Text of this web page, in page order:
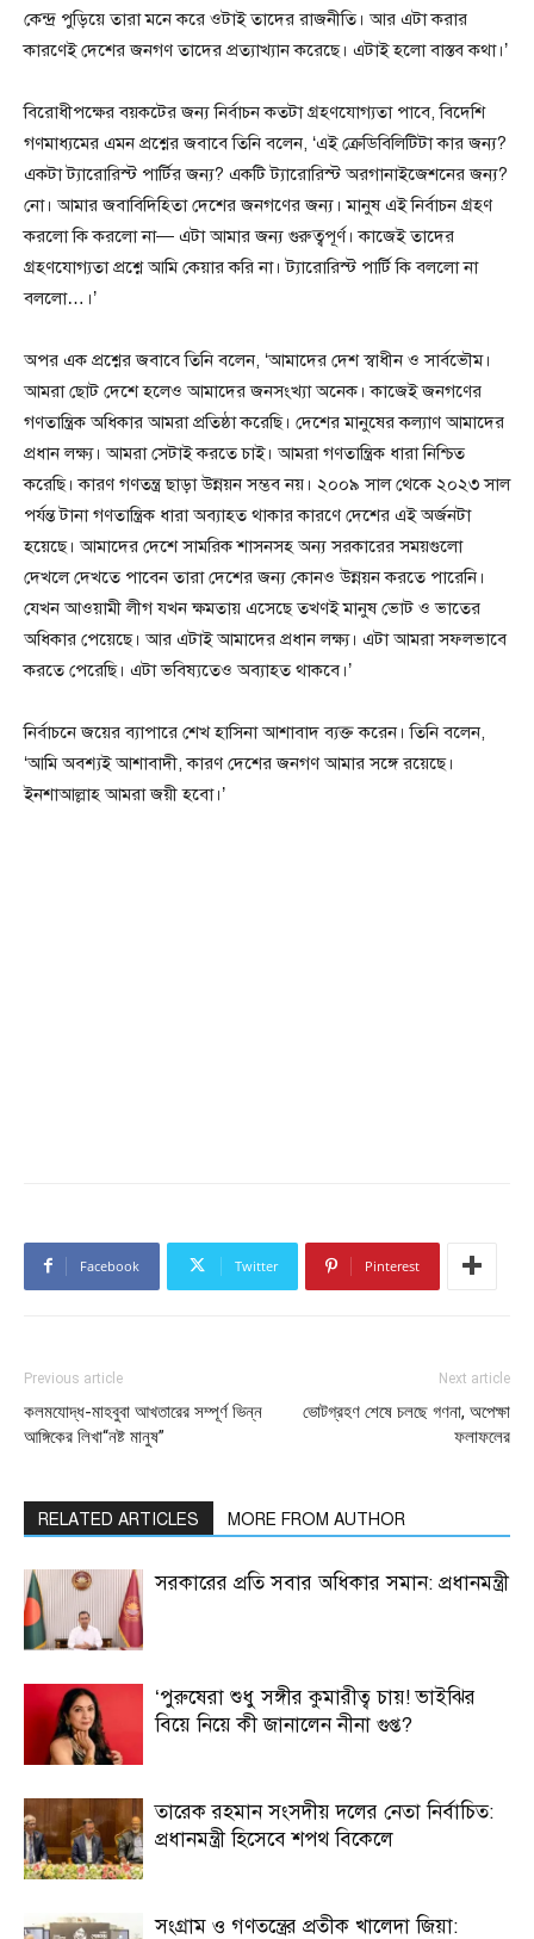
কেন্দ্র পুড়িয়ে তারা মনে করে ওটাই তাদের রাজনীতি। আর এটা করার
কারণেই দেশের জনগণ তাদের প্রত্যাখ্যান করেছে। এটাই হলো বাস্তব কথা।’
বিরোধীপক্ষের বয়কটের জন্য নির্বাচন কতটা গ্রহণযোগ্যতা পাবে, বিদেশি
গণমাধ্যমের এমন প্রশ্নের জবাবে তিনি বলেন, ‘এই ক্রেডিবিলিটিটা কার জন্য?
একটা ট্যারোরিস্ট পার্টির জন্য? একটি ট্যারোরিস্ট অরগানাইজেশনের জন্য?
নো। আমার জবাবিদিহিতা দেশের জনগণের জন্য। মানুষ এই নির্বাচন গ্রহণ
করলো কি করলো না— এটা আমার জন্য গুরুত্বপূর্ণ। কাজেই তাদের
গ্রহণযোগ্যতা প্রশ্নে আমি কেয়ার করি না। ট্যারোরিস্ট পার্টি কি বললো না
বললো…।’
অপর এক প্রশ্নের জবাবে তিনি বলেন, ‘আমাদের দেশ স্বাধীন ও সার্বভৌম।
আমরা ছোট দেশে হলেও আমাদের জনসংখ্যা অনেক। কাজেই জনগণের
গণতান্ত্রিক অধিকার আমরা প্রতিষ্ঠা করেছি। দেশের মানুষের কল্যাণ আমাদের
প্রধান লক্ষ্য। আমরা সেটাই করতে চাই। আমরা গণতান্ত্রিক ধারা নিশ্চিত
করেছি। কারণ গণতন্ত্র ছাড়া উন্নয়ন সম্ভব নয়। ২০০৯ সাল থেকে ২০২৩ সাল
পর্যন্ত টানা গণতান্ত্রিক ধারা অব্যাহত থাকার কারণে দেশের এই অর্জনটা
হয়েছে। আমাদের দেশে সামরিক শাসনসহ অন্য সরকারের সময়গুলো
দেখলে দেখতে পাবেন তারা দেশের জন্য কোনও উন্নয়ন করতে পারেনি।
যেখন আওয়ামী লীগ যখন ক্ষমতায় এসেছে তখণই মানুষ ভোট ও ভাতের
অধিকার পেয়েছে। আর এটাই আমাদের প্রধান লক্ষ্য। এটা আমরা সফলভাবে
করতে পেরেছি। এটা ভবিষ্যতেও অব্যাহত থাকবে।’
নির্বাচনে জয়ের ব্যাপারে শেখ হাসিনা আশাবাদ ব্যক্ত করেন। তিনি বলেন,
‘আমি অবশ্যই আশাবাদী, কারণ দেশের জনগণ আমার সঙ্গে রয়েছে।
ইনশাআল্লাহ আমরা জয়ী হবো।’
Facebook Twitter Pinterest
Previous article
কলমযোদ্ধ-মাহবুবা আখতারের সম্পূর্ণ ভিন্ন
আঙ্গিকের লিখা“নষ্ট মানুষ”
Next article
ভোটগ্রহণ শেষে চলছে গণনা, অপেক্ষা
ফলাফলের
RELATED ARTICLES MORE FROM AUTHOR
সরকারের প্রতি সবার অধিকার সমান: প্রধানমন্ত্রী
‘পুরুষেরা শুধু সঙ্গীর কুমারীত্ব চায়! ভাইঝির
বিয়ে নিয়ে কী জানালেন নীনা গুপ্ত?
তারেক রহমান সংসদীয় দলের নেতা নির্বাচিত:
প্রধানমন্ত্রী হিসেবে শপথ বিকেলে
সংগ্রাম ও গণতন্ত্রের প্রতীক খালেদা জিয়া: